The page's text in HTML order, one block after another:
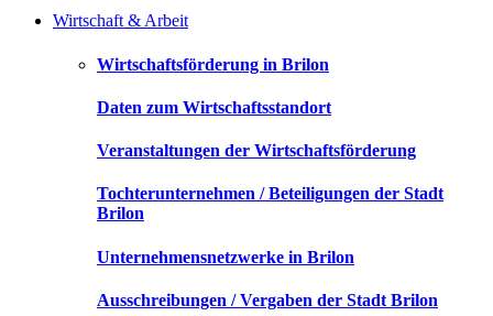
Wirtschaft & Arbeit
Wirtschaftsförderung in Brilon
Daten zum Wirtschaftsstandort
Veranstaltungen der Wirtschaftsförderung
Tochterunternehmen / Beteiligungen der Stadt
Brilon
Unternehmensnetzwerke in Brilon
Ausschreibungen / Vergaben der Stadt Brilon